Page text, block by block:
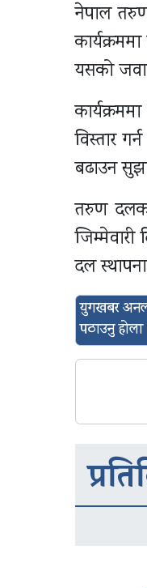
नेपाल
यसको
विस्तार
बढाउन
तरुण
जिम्मेवारी
दल
युगखबर
पठाउनु होला